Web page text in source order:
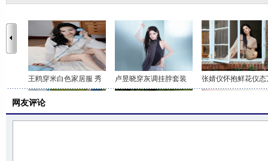
王鸥穿米白色家居服 秀 卢昱晓穿灰调挂脖套装 张婧仪怀抱鲜花仪态
网友评论